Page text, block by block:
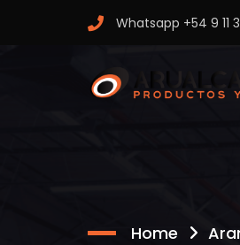
Whatsapp +54 9 11
Home